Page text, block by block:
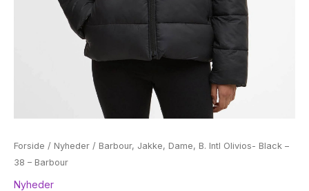
Forside / Nyheder / Barbour, Jakke, Dame, B. Intl Olivios- Black –
38 – Barbour
Nyheder